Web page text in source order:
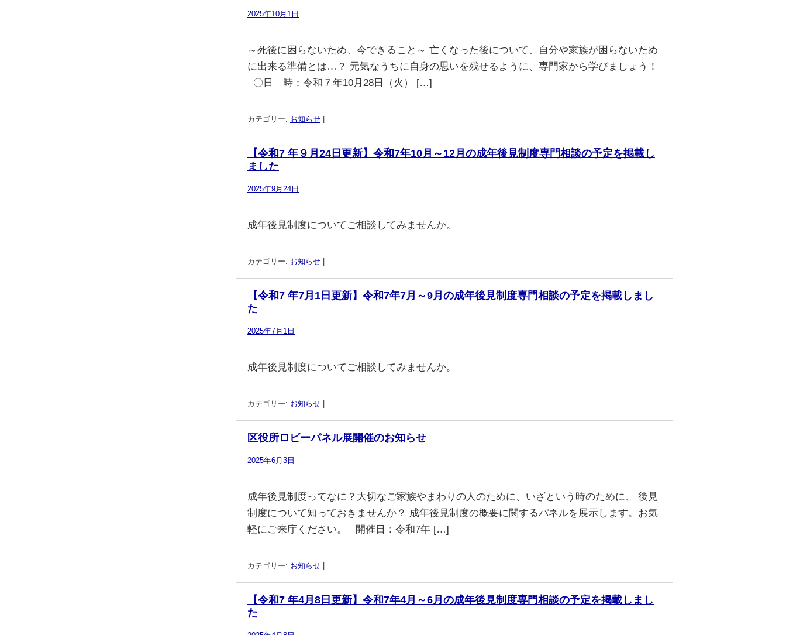
2025年10月1日
～死後に困らないため、今できること～ 亡くなった後について、自分や家族が困らないため
に出来る準備とは…？ 元気なうちに自身の思いを残せるように、専門家から学びましょう！
〇日 時：令和７年10月28日（火） […]
カテゴリー: お知らせ
【令和7 年９月24日更新】令和7年10月～12月の成年後見制度専門相談の予定を掲載し
ました
2025年9月24日
成年後見制度についてご相談してみませんか。
カテゴリー: お知らせ
【令和7 年7月1日更新】令和7年7月～9月の成年後見制度専門相談の予定を掲載しまし
た
2025年7月1日
成年後見制度についてご相談してみませんか。
カテゴリー: お知らせ
区役所ロビーパネル展開催のお知らせ
2025年6月3日
成年後見制度ってなに？大切なご家族やまわりの人のために、いざという時のために、 後見
制度について知っておきませんか？ 成年後見制度の概要に関するパネルを展示します。お気
軽にご来庁ください。 開催日：令和7年 […]
カテゴリー: お知らせ
【令和7 年4月8日更新】令和7年4月～6月の成年後見制度専門相談の予定を掲載しまし
た